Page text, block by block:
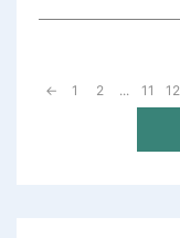
← 1 2 ... 11 12